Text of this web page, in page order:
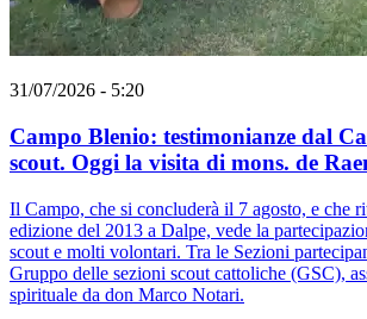
31/07/2026 - 5:20
Campo Blenio: testimonianze dal
scout. Oggi la visita di mons. de
Il Campo, che si concluderà il 7 agosto, e che
edizione del 2013 a Dalpe, vede la
scout e molti volontari. Tra le Sezioni
Gruppo delle sezioni scout cattoliche (GSC),
spirituale da don Marco Notari.